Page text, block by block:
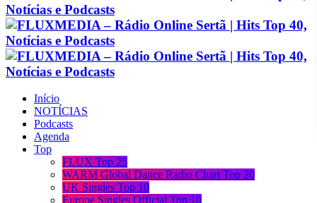
Início
NOTÍCIAS
Podcasts
Agenda
Top
FLUX Top 25
WARM Global Dance Radio Chart Top 20
UK Singles Top 10
Europe Singles Official Top 10